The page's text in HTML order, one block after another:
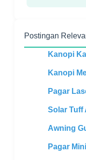
Postingan
Kanopi
Kanopi
Pagar
Solar Tuff
Awning
Pagar